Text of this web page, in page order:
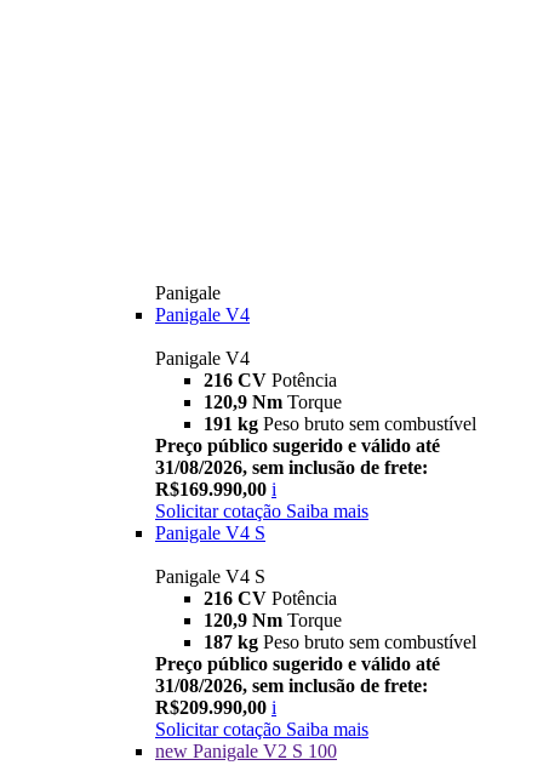
Panigale
Panigale V4
Panigale V4
216 CV Potência
120,9 Nm Torque
191 kg Peso bruto sem combustível
Preço público sugerido e válido até
31/08/2026, sem inclusão de frete:
R$169.990,00 i
Solicitar cotação Saiba mais
Panigale V4 S
Panigale V4 S
216 CV Potência
120,9 Nm Torque
187 kg Peso bruto sem combustível
Preço público sugerido e válido até
31/08/2026, sem inclusão de frete:
R$209.990,00 i
Solicitar cotação Saiba mais
new Panigale V2 S 100